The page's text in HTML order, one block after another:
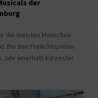
der
die meisten Menschen
Bei den Freilichtspielen
Jahr innerhalb kürzester